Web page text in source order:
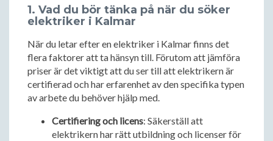
1. Vad du bör tänka på när du söker
elektriker i Kalmar
När du letar efter en elektriker i Kalmar finns det
flera faktorer att ta hänsyn till. Förutom att jämföra
priser är det viktigt att du ser till att elektrikern är
certifierad och har erfarenhet av den specifika typen
av arbete du behöver hjälp med.
Certifiering och licens: Säkerställ att
elektrikern har rätt utbildning och licenser för